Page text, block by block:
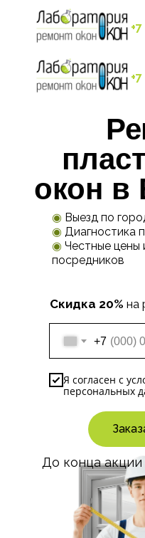
окон в
◉ Выезд по
◉ Диагностика
◉ Честные цены
посредников
Скидка 20% на
+7
Я согласен с
персональных
До конца акции